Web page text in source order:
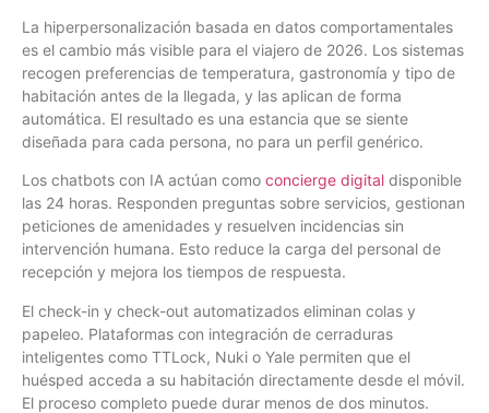
La hiperpersonalización basada en datos comportamentales
es el cambio más visible para el viajero de 2026. Los sistemas
recogen preferencias de temperatura, gastronomía y tipo de
habitación antes de la llegada, y las aplican de forma
automática. El resultado es una estancia que se siente
diseñada para cada persona, no para un perfil genérico.
Los chatbots con IA actúan como concierge digital disponible
las 24 horas. Responden preguntas sobre servicios, gestionan
peticiones de amenidades y resuelven incidencias sin
intervención humana. Esto reduce la carga del personal de
recepción y mejora los tiempos de respuesta.
El check-in y check-out automatizados eliminan colas y
papeleo. Plataformas con integración de cerraduras
inteligentes como TTLock, Nuki o Yale permiten que el
huésped acceda a su habitación directamente desde el móvil.
El proceso completo puede durar menos de dos minutos.